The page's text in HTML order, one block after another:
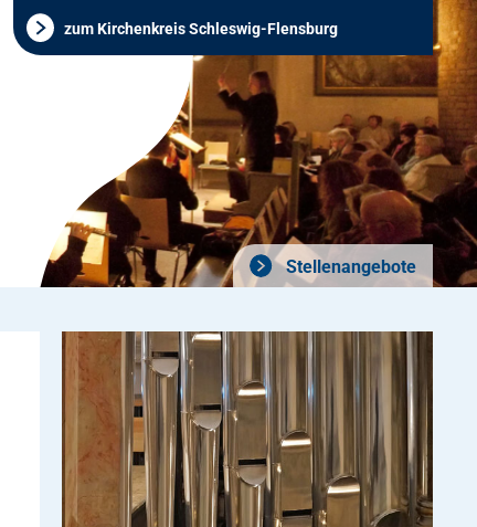
zum Kirchenkreis Schleswig-Flensburg
Stellenangebote